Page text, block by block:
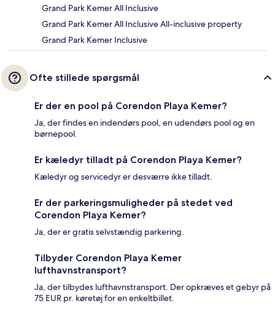
Grand Park Kemer All Inclusive
Grand Park Kemer All Inclusive All-inclusive property
Grand Park Kemer Inclusive
Ofte stillede spørgsmål
Er der en pool på Corendon Playa Kemer?
Ja, der findes en indendørs pool, en udendørs pool og en
børnepool.
Er kæledyr tilladt på Corendon Playa Kemer?
Kæledyr og servicedyr er desværre ikke tilladt.
Er der parkeringsmuligheder på stedet ved
Corendon Playa Kemer?
Ja, der er gratis selvstændig parkering.
Tilbyder Corendon Playa Kemer
lufthavnstransport?
Ja, der tilbydes lufthavnstransport. Der opkræves et gebyr på
75 EUR pr. køretøj for en enkeltbillet.